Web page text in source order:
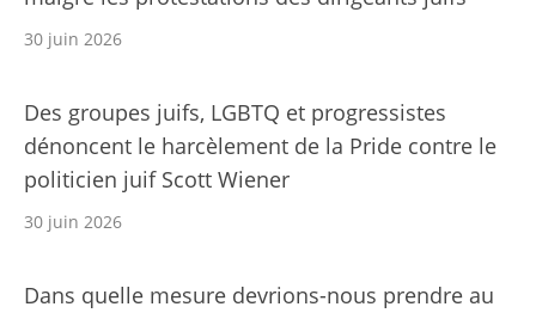
30 juin 2026
Des groupes juifs, LGBTQ et progressistes
dénoncent le harcèlement de la Pride contre le
politicien juif Scott Wiener
30 juin 2026
Dans quelle mesure devrions-nous prendre au